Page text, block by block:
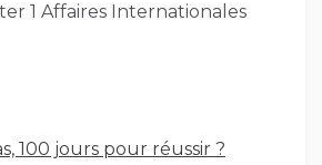
1 Affaires Internationales
100 jours pour réussir ?